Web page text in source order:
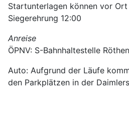
Startunterlagen können vor
Siegerehrung 12:00
Anreise
ÖPNV: S-Bahnhaltestelle
Auto: Aufgrund der Läufe
den Parkplätzen in der